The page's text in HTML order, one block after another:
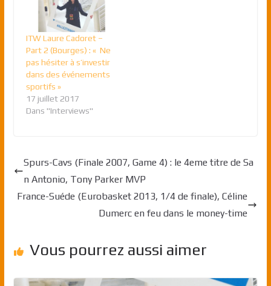
ITW Laure Cadoret –
Part 2 (Bourges) : « Ne
pas hésiter à s’investir
dans des événements
sportifs »
17 juillet 2017
Dans "Interviews"
Spurs-Cavs (Finale 2007, Game 4) : le 4eme titre de Sa
n Antonio, Tony Parker MVP
France-Suéde (Eurobasket 2013, 1/4 de finale), Céline
Dumerc en feu dans le money-time
Vous pourrez aussi aimer